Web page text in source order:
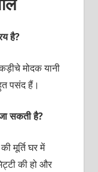
है?
मोदक यानी
पसंद हैं।
सकती है?
मूर्ति घर में
की हो और